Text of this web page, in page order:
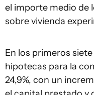
el importe medio de
sobre vivienda
En los primeros
hipotecas para la
24,9%, con un